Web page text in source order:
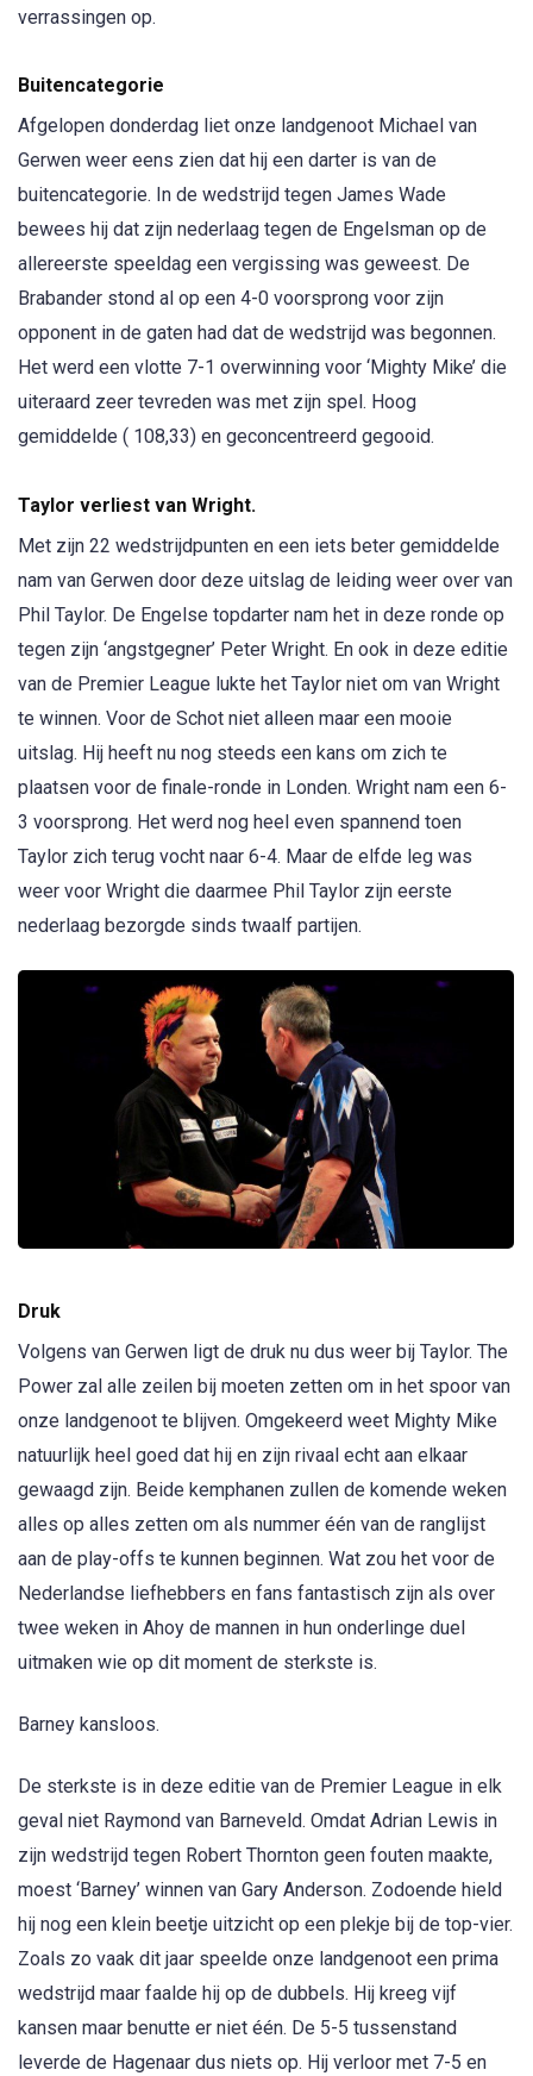
verrassingen op.
Buitencategorie
Afgelopen donderdag liet onze landgenoot Michael van
Gerwen weer eens zien dat hij een darter is van de
buitencategorie. In de wedstrijd tegen James Wade
bewees hij dat zijn nederlaag tegen de Engelsman op de
allereerste speeldag een vergissing was geweest. De
Brabander stond al op een 4-0 voorsprong voor zijn
opponent in de gaten had dat de wedstrijd was begonnen.
Het werd een vlotte 7-1 overwinning voor ‘Mighty Mike’ die
uiteraard zeer tevreden was met zijn spel. Hoog
gemiddelde ( 108,33) en geconcentreerd gegooid.
Taylor verliest van Wright.
Met zijn 22 wedstrijdpunten en een iets beter gemiddelde
nam van Gerwen door deze uitslag de leiding weer over van
Phil Taylor. De Engelse topdarter nam het in deze ronde op
tegen zijn ‘angstgegner’ Peter Wright. En ook in deze editie
van de Premier League lukte het Taylor niet om van Wright
te winnen. Voor de Schot niet alleen maar een mooie
uitslag. Hij heeft nu nog steeds een kans om zich te
plaatsen voor de finale-ronde in Londen. Wright nam een 6-
3 voorsprong. Het werd nog heel even spannend toen
Taylor zich terug vocht naar 6-4. Maar de elfde leg was
weer voor Wright die daarmee Phil Taylor zijn eerste
nederlaag bezorgde sinds twaalf partijen.
Druk
Volgens van Gerwen ligt de druk nu dus weer bij Taylor. The
Power zal alle zeilen bij moeten zetten om in het spoor van
onze landgenoot te blijven. Omgekeerd weet Mighty Mike
natuurlijk heel goed dat hij en zijn rivaal echt aan elkaar
gewaagd zijn. Beide kemphanen zullen de komende weken
alles op alles zetten om als nummer één van de ranglijst
aan de play-offs te kunnen beginnen. Wat zou het voor de
Nederlandse liefhebbers en fans fantastisch zijn als over
twee weken in Ahoy de mannen in hun onderlinge duel
uitmaken wie op dit moment de sterkste is.
Barney kansloos.
De sterkste is in deze editie van de Premier League in elk
geval niet Raymond van Barneveld. Omdat Adrian Lewis in
zijn wedstrijd tegen Robert Thornton geen fouten maakte,
moest ‘Barney’ winnen van Gary Anderson. Zodoende hield
hij nog een klein beetje uitzicht op een plekje bij de top-vier.
Zoals zo vaak dit jaar speelde onze landgenoot een prima
wedstrijd maar faalde hij op de dubbels. Hij kreeg vijf
kansen maar benutte er niet één. De 5-5 tussenstand
leverde de Hagenaar dus niets op. Hij verloor met 7-5 en